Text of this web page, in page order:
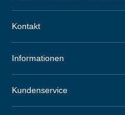
Kontakt
Informationen
Kundenservice